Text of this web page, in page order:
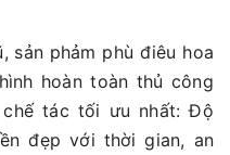
sản phảm phù điêu hoa
hoàn toàn thủ công
tác tối ưu nhất: Độ
đẹp với thời gian, an